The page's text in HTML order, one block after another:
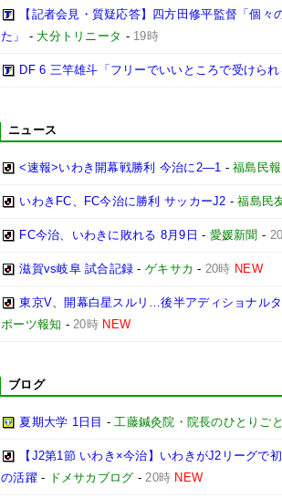
【記者会見・質疑応答】四方田修平監督「個
た」
- 大分トリニータ - 19時
DF 6 三竿雄斗「フリーでいいところで受けら
ニュース
<速報>いわき開幕戦勝利 今治に2―1 -福島民報
いわきFC、FC今治に勝利 サッカーJ2 -福島民
FC今治、いわきに敗れる 8月9日 - 愛媛新聞 -
滋賀vs岐阜 試合記録 -ゲキサカ - 20時 NEW
東京V、開幕白星スルリ…後半アディショナル
ポーツ報知 -20時 NEW
ブログ
夏期大学 1日目 -工藤鍼灸院・院長のひとりご
【J2第1節 いわき×今治】いわきがJ2リーグで
の活躍- ドメサカブログ -20時 NEW